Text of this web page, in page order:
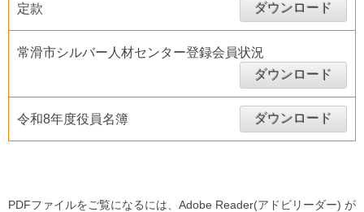
定款 ダウンロード
常滑市シルバー人材センター登録会員状況
ダウンロード
令和8年度役員名簿 ダウンロード
PDFファイルをご覧になるには、Adobe Reader(アドビリーダー) が